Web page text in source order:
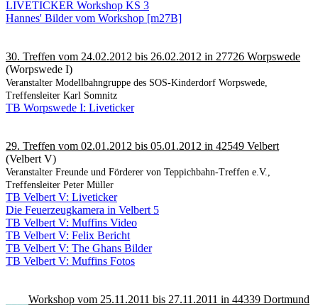
LIVETICKER Workshop KS 3
Hannes' Bilder vom Workshop [m27B]
30. Treffen vom 24.02.2012 bis 26.02.2012 in 27726 Worpswede
(Worpswede I)
Veranstalter Modellbahngruppe des SOS-Kinderdorf Worpswede,
Treffensleiter Karl Somnitz
TB Worpswede I: Liveticker
29. Treffen vom 02.01.2012 bis 05.01.2012 in 42549 Velbert
(Velbert V)
Veranstalter Freunde und Förderer von Teppichbahn-Treffen e.V.,
Treffensleiter Peter Müller
TB Velbert V: Liveticker
Die Feuerzeugkamera in Velbert 5
TB Velbert V: Muffins Video
TB Velbert V: Felix Bericht
TB Velbert V: The Ghans Bilder
TB Velbert V: Muffins Fotos
Workshop vom 25.11.2011 bis 27.11.2011 in 44339 Dortmund